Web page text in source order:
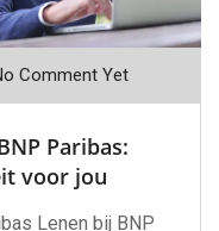
Comment Yet
Paribas:
voor jou
Lenen bij BNP